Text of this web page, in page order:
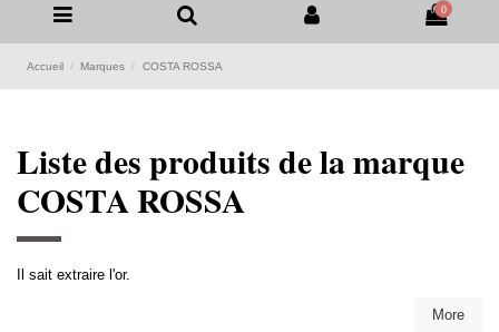
0
Accueil Marques COSTA ROSSA
Liste des produits de la marque
COSTA ROSSA
Il sait extraire l'or.
More